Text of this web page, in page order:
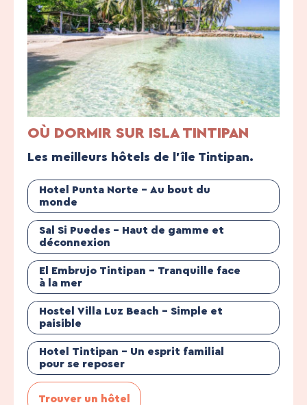
OÙ DORMIR SUR ISLA TINTIPAN
Les meilleurs hôtels de l’île Tintipan.
Hotel Punta Norte – Au bout du
monde
Sal Si Puedes – Haut de gamme et
déconnexion
El Embrujo Tintipan – Tranquille face
à la mer
Hostel Villa Luz Beach – Simple et
paisible
Hotel Tintipan – Un esprit familial
pour se reposer
Trouver un hôtel